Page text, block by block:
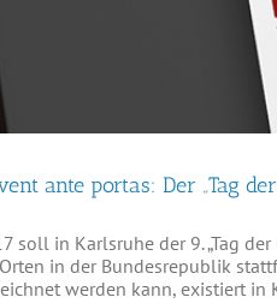
ante portas: Der „Tag
soll in Karlsruhe der 9. „Tag
in der Bundesrepublik
werden kann, existiert in